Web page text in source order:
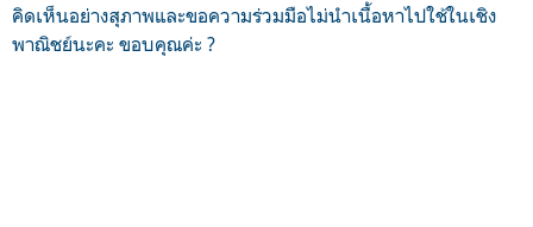
คิดเห็นอย่างสุภาพและขอความร่วมมือไม่นำเนื้อหาไปใช้ในเชิง
พาณิชย์นะคะ ขอบคุณค่ะ ?